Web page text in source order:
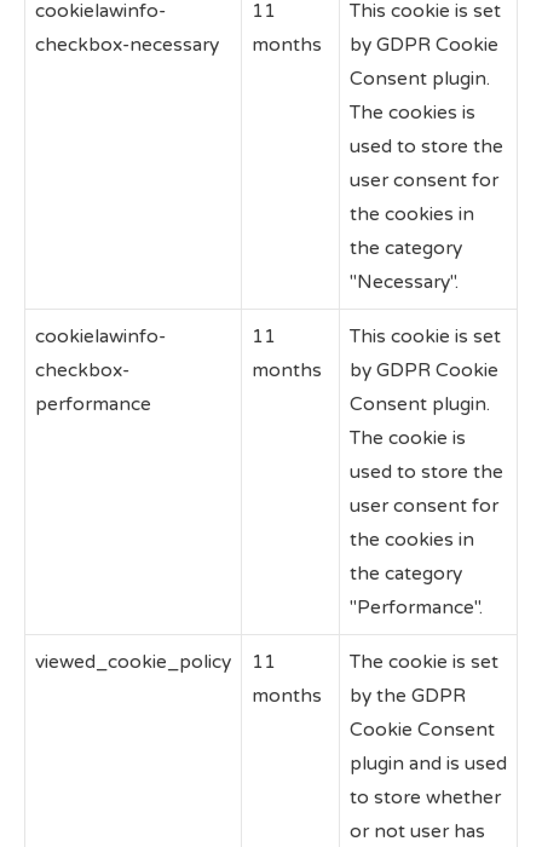
cookielawinfo-
checkbox-necessary
11
months
This cookie is set
by GDPR Cookie
Consent plugin.
The cookies is
used to store the
user consent for
the cookies in
the category
"Necessary".
cookielawinfo-
checkbox-
performance
11
months
This cookie is set
by GDPR Cookie
Consent plugin.
The cookie is
used to store the
user consent for
the cookies in
the category
"Performance".
viewed_cookie_policy
11
months
The cookie is set
by the GDPR
Cookie Consent
plugin and is used
to store whether
or not user has